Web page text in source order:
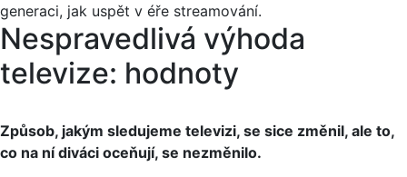
generaci, jak uspět v éře streamování.
Nespravedlivá výhoda
televize: hodnoty
Způsob, jakým sledujeme televizi, se sice změnil, ale to,
co na ní diváci oceňují, se nezměnilo.